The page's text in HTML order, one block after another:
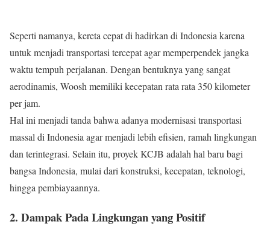
Seperti namanya, kereta cepat di hadirkan di Indonesia karena
untuk menjadi transportasi tercepat agar memperpendek jangka
waktu tempuh perjalanan. Dengan bentuknya yang sangat
aerodinamis, Woosh memiliki kecepatan rata rata 350 kilometer
per jam.
Hal ini menjadi tanda bahwa adanya modernisasi transportasi
massal di Indonesia agar menjadi lebih efisien, ramah lingkungan
dan terintegrasi. Selain itu, proyek KCJB adalah hal baru bagi
bangsa Indonesia, mulai dari konstruksi, kecepatan, teknologi,
hingga pembiayaannya.
2. Dampak Pada Lingkungan yang Positif